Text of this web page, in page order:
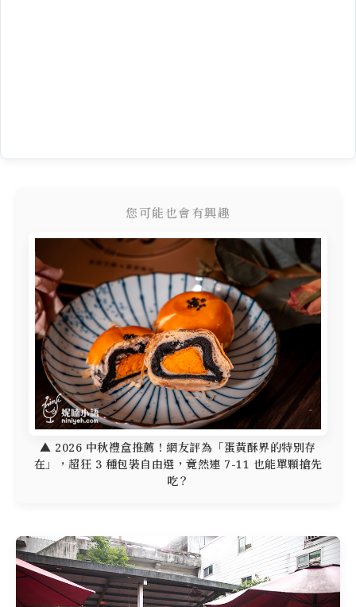
您可能也會有興趣
▲ 2026 中秋禮盒推薦！網友評為「蛋黃酥界的特別存
在」，超狂 3 種包裝自由選，竟然連 7-11 也能單顆搶先
吃？